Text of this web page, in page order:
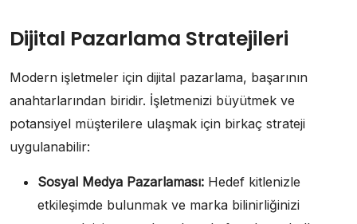
Dijital Pazarlama Stratejileri
Modern işletmeler için dijital pazarlama, başarının
anahtarlarından biridir. İşletmenizi büyütmek ve
potansiyel müşterilere ulaşmak için birkaç strateji
uygulanabilir:
Sosyal Medya Pazarlaması: Hedef kitlenizle
etkileşimde bulunmak ve marka bilinirliğinizi